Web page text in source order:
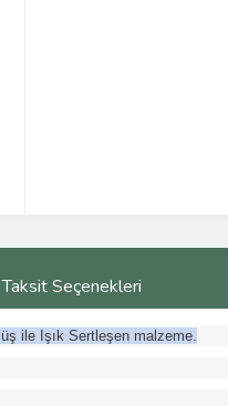
Taksit Seçenekleri
ile Işık Sertleşen malzeme.